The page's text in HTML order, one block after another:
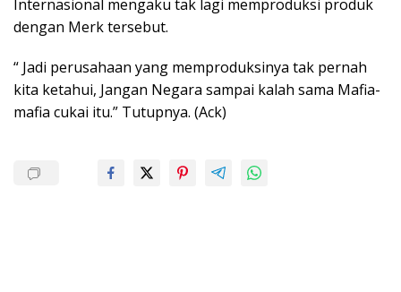
Internasional mengaku tak lagi memproduksi produk
dengan Merk tersebut.
“ Jadi perusahaan yang memproduksinya tak pernah
kita ketahui, Jangan Negara sampai kalah sama Mafia-
mafia cukai itu.” Tutupnya. (Ack)